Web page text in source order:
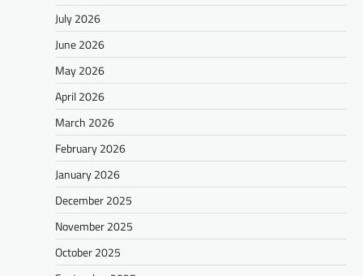
July 2026
June 2026
May 2026
April 2026
March 2026
February 2026
January 2026
December 2025
November 2025
October 2025